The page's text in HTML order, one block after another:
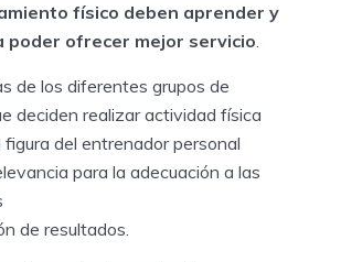
físico deben aprender y
poder ofrecer mejor servicio.
de los diferentes grupos de
deciden realizar actividad física
figura del entrenador personal
para la adecuación a las
de resultados.